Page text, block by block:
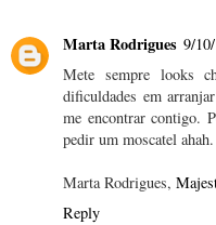
Marta Rodrigues 9/
Mete sempre looks
dificuldades em
me encontrar contigo.
pedir um moscatel ahah.
Marta Rodrigues,
Reply